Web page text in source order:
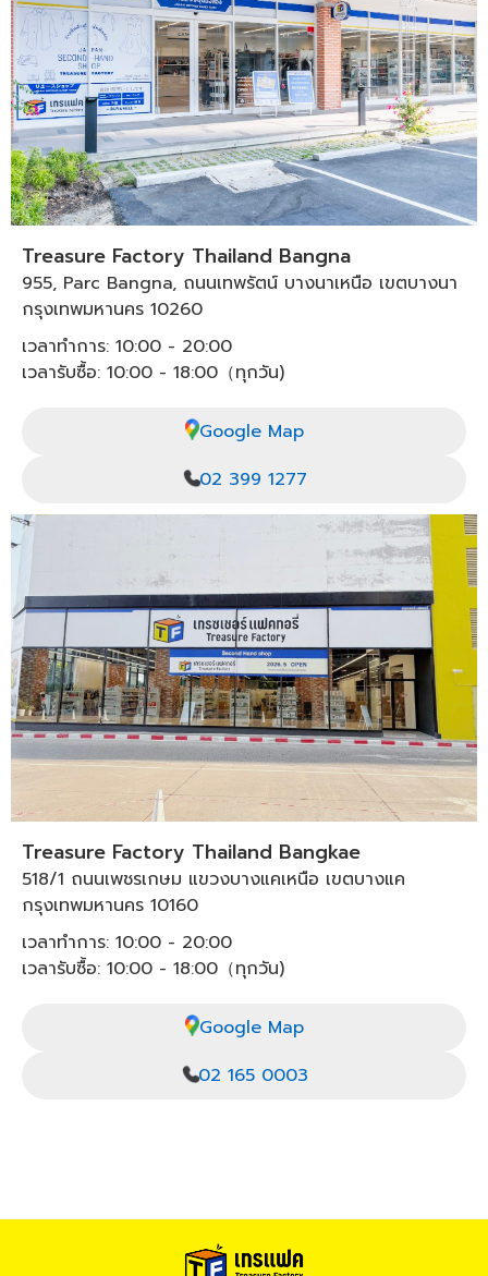
Treasure Factory Thailand Bangna
955, Parc Bangna, ถนนเทพรัตน์ บางนาเหนือ เขตบางนา
กรุงเทพมหานคร 10260
เวลาทำการ: 10:00 - 20:00
เวลารับซื้อ: 10:00 - 18:00（ทุกวัน)
Google Map
02 399 1277
Treasure Factory Thailand Bangkae
518/1 ถนนเพชรเกษม แขวงบางแคเหนือ เขตบางแค
กรุงเทพมหานคร 10160
เวลาทำการ: 10:00 - 20:00
เวลารับซื้อ: 10:00 - 18:00（ทุกวัน)
Google Map
02 165 0003